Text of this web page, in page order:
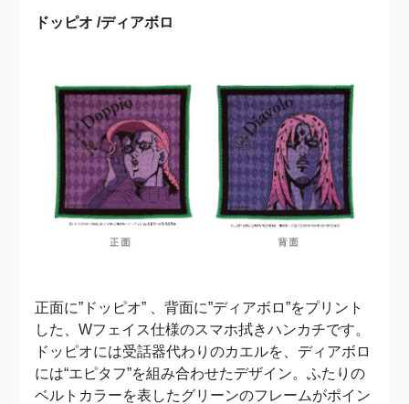
ドッピオ /ディアボロ
正面に”ドッピオ” 、背面に”ディアボロ”をプリント
した、Wフェイス仕様のスマホ拭きハンカチです。
ドッピオには受話器代わりのカエルを、ディアボロ
には“エピタフ”を組み合わせたデザイン。ふたりの
ベルトカラーを表したグリーンのフレームがポイン